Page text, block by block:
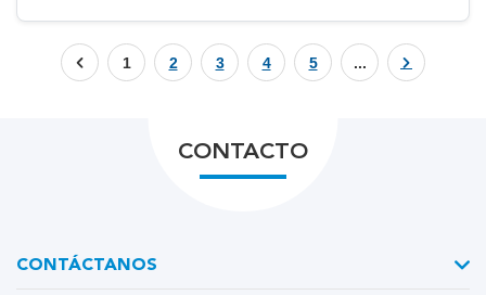
1 2 3 4 5 ...
CONTACTO
CONTÁCTANOS